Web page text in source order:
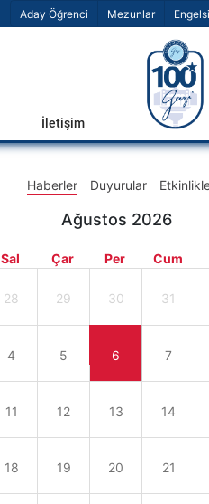
Aday Öğrenci Mezunlar
İletişim
Haberler Duyurular
Ağustos 2026
Sal Çar Per Cum
28 29 30 31
4 5 6 7
11 12 13 14
18 19 20 21